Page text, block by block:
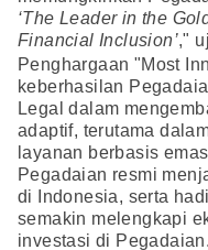
‘The Leader in the
Financial Inclusion’,"
Penghargaan "Most
keberhasilan
Legal dalam
adaptif, terutama
layanan berbasis
Pegadaian resmi
di Indonesia, serta
semakin melengkapi
investasi di Pegadaian.